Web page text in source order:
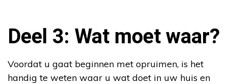
Deel 3: Wat moet waar?
Voordat u gaat beginnen met opruimen, is het
handig te weten waar u wat doet in uw huis en